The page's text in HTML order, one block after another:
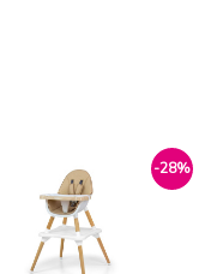
chrastít
-28%